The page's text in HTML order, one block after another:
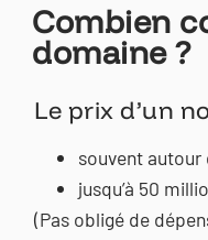
Combien
domaine ?
Le prix d’un
souvent autour
jusqu’à 50
(Pas obligé de